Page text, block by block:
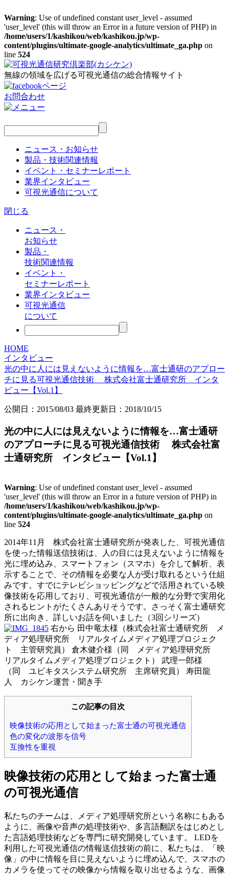
Warning: Use of undefined constant user_level - assumed
'user_level' (this will throw an Error in a future version of PHP) in
/home/users/1/kashikou/web/kashikou.jp/wp-
content/plugins/ultimate-google-analytics/ultimate_ga.php on
line 524
無線の領域を広げる可視光通信の総合情報サイト
お問合わせ
ニュース・お知らせ
製品・技術関連情報
イベント・セミナーレポート
業界インタビュー
可視光通信について
閉じる
ニュース・
お知らせ
製品・
技術関連情報
イベント・
セミナーレポート
業界インタビュー
可視光通信
について
HOME
インタビュー
光の中に人には見えないように情報を…富士通研のアプロー
チに見る可視光通信技術 株式会社富士通研究所 インタ
ビュー【Vol.1】
公開日： 2015/08/03 最終更新日：2018/10/15
光の中に人には見えないように情報を…富士通研
のアプローチに見る可視光通信技術 株式会社富
士通研究所 インタビュー【Vol.1】
Warning: Use of undefined constant user_level - assumed
'user_level' (this will throw an Error in a future version of PHP) in
/home/users/1/kashikou/web/kashikou.jp/wp-
content/plugins/ultimate-google-analytics/ultimate_ga.php on
line 524
2014年11月 株式会社富士通研究所が発表した、可視光通信
を使った情報送信技術は、人の目には見えないように情報を
光に埋め込み、スマートフォン（スマホ）を介して解析、表
示することで、その情報を必要な人が受け取れるという仕組
みです。すでにテレビショッピングなどで活用されている映
像技術を応用しており、可視光通信が一般的な分野で実用化
されるヒントがたくさんありそうです。さっそく富士通研究
所に出向き、詳しいお話を伺いました（3回シリーズ）
右から 田中竜太様（株式会社富士通研究所 メ
ディア処理研究所 リアルタイムメディア処理プロジェク
ト 主管研究員） 倉木健介様（同 メディア処理研究所
リアルタイムメディア処理プロジェクト） 武理一郎様
（同 ユビキタスシステム研究所 主席研究員） 寿田龍
人 カシケン運営・聞き手
この記事の目次
映像技術の応用として始まった富士通の可視光通信
色の変化の波形を信号
互換性を重視
映像技術の応用として始まった富士通
の可視光通信
私たちのチームは、メディア処理研究所という名称にもある
ように、画像や音声の処理技術や、多言語翻訳をはじめとし
た言語処理技術などを専門に研究開発しています。 LEDを
利用した可視光通信の情報送信技術の前に、私たちは、「映
像」の中に情報を目に見えないように埋め込んで、スマホの
カメラを使ってその映像から情報を取り出せるような、画像